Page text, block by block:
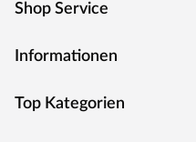
Shop Service
Informationen
Top Kategorien